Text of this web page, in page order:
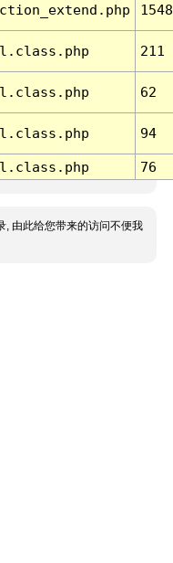
1548
211
62
94
76
, 由此给您带来的访问不便我